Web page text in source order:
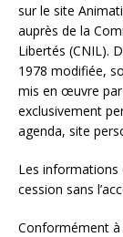
sur le site
auprès de la
Libertés (CNIL).
1978 modifiée,
mis en œuvre par
exclusivement
agenda, site
Les informations
cession sans
Conformément à